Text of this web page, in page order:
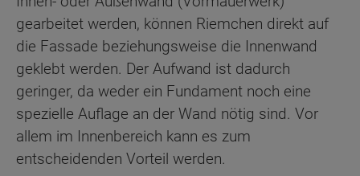
gearbeitet werden, können Riemchen direkt auf
die Fassade beziehungsweise die Innenwand
geklebt werden. Der Aufwand ist dadurch
geringer, da weder ein Fundament noch eine
spezielle Auflage an der Wand nötig sind. Vor
allem im Innenbereich kann es zum
entscheidenden Vorteil werden.